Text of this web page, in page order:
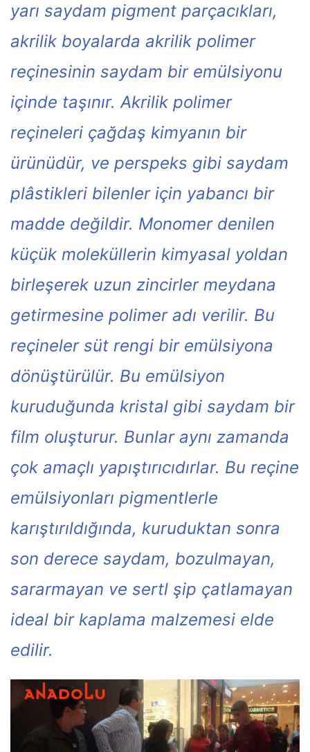
yarı saydam pigment parçacıkları,
akrilik boyalarda akrilik polimer
reçinesinin saydam bir emülsiyonu
içinde taşınır. Akrilik polimer
reçineleri çağdaş kimyanın bir
ürünüdür, ve perspeks gibi saydam
plâstikleri bilenler için yabancı bir
madde değildir. Monomer denilen
küçük moleküllerin kimyasal yoldan
birleşerek uzun zincirler meydana
getirmesine polimer adı verilir. Bu
reçineler süt rengi bir emülsiyona
dönüştürülür. Bu emülsiyon
kuruduğunda kristal gibi saydam bir
film oluşturur. Bunlar aynı zamanda
çok amaçlı yapıştırıcıdırlar. Bu reçine
emülsiyonları pigmentlerle
karıştırıldığında, kuruduktan sonra
son derece saydam, bozulmayan,
sararmayan ve sertl şip çatlamayan
ideal bir kaplama malzemesi elde
edilir.